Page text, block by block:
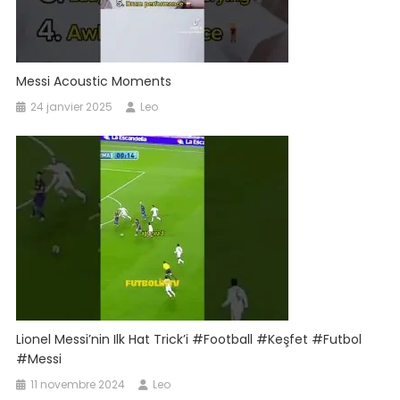
Messi Acoustic Moments
24 janvier 2025 Leo
Lionel Messi’nin Ilk Hat Trick’i #football #keşfet #futbol
#messi
11 novembre 2024 Leo